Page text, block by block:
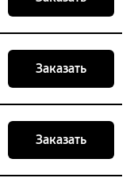
Заказать
Заказать